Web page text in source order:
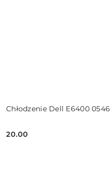
Chłodzenie Dell E6400 0546
Cena:
20.00